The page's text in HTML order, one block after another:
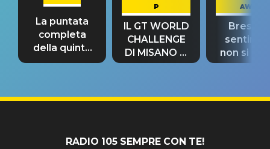
La puntata
completa
della quinta
tappa
P
IL GT WORLD
CHALLENGE
DI MISANO si
riconferma
AWAY
Bresh:
non si
fino alla
RADIO 105 SEMPRE CON TE!